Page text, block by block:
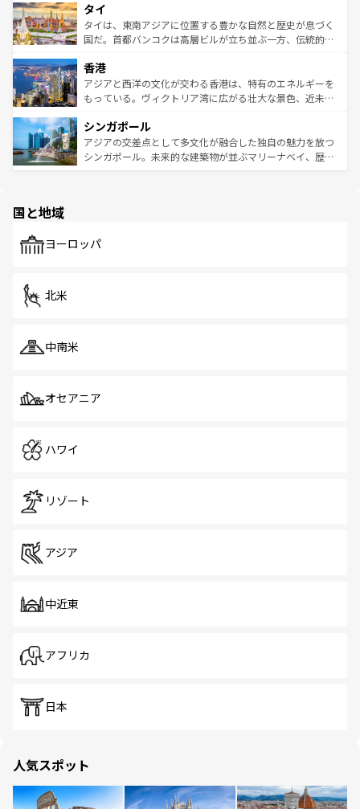
リティに包まれながら、韓国の多彩な魅力を心ゆくまで味
わってみてほしい。 なお、新着の韓国情報はコンテンツ一
覧を参照してほしい。
急速な発展と共に伝統が息づく。ハノイの古い町並みやホ
ーチミン市のフランス統治時代の建物も、独特の雰囲気を
醸し出している。また、バラエティの豊かさとおいしさで
とつ。フォーやバインミー、ベトナムコーヒーなどは、ぜ
ひ現地で味わいたい。どの地域を訪れてもあたたかい人々
が旅行者を迎えてくれるので、きっと忘れられない旅にな
参照してほしい。
タイ
タイは、東南アジアに位置する豊かな自然と歴史が息づく
国だ。首都バンコクは高層ビルが立ち並ぶ一方、伝統的な
の活気が交差している。北部ではチェンマイなどの山岳地
帯で自然と触れ合い、南部ではプーケットやクラビの美し
いビーチでリゾート気分を楽しむことができる。タイ料理
激する。気候は一年中温暖で、どの季節にも異なる楽しみ
が待っている。親しみやすいタイの人々、仏教を中心とし
た文化、そして多様な観光資源が、訪れる旅人を魅了し続
香港
アジアと西洋の文化が交わる香港は、特有のエネルギーを
もっている。ヴィクトリア湾に広がる壮大な景色、近未来
み、どこを訪れても感動するはず。観光スポットが密集し
ており、効率よく見どころを回れるのも魅力。息をのむよ
うな絶景から文化的な体験まで、香港を存分に楽しみ尽く
シンガポール
アジアの交差点として多文化が融合した独自の魅力を放つ
シンガポール。未来的な建築物が並ぶマリーナベイ、歴史
で、ホーカーズは地元の風情を楽しめる外せないスポット
国と地域
ヨーロッパ
北米
中南米
オセアニア
ハワイ
リゾート
アジア
中近東
アフリカ
日本
人気スポット